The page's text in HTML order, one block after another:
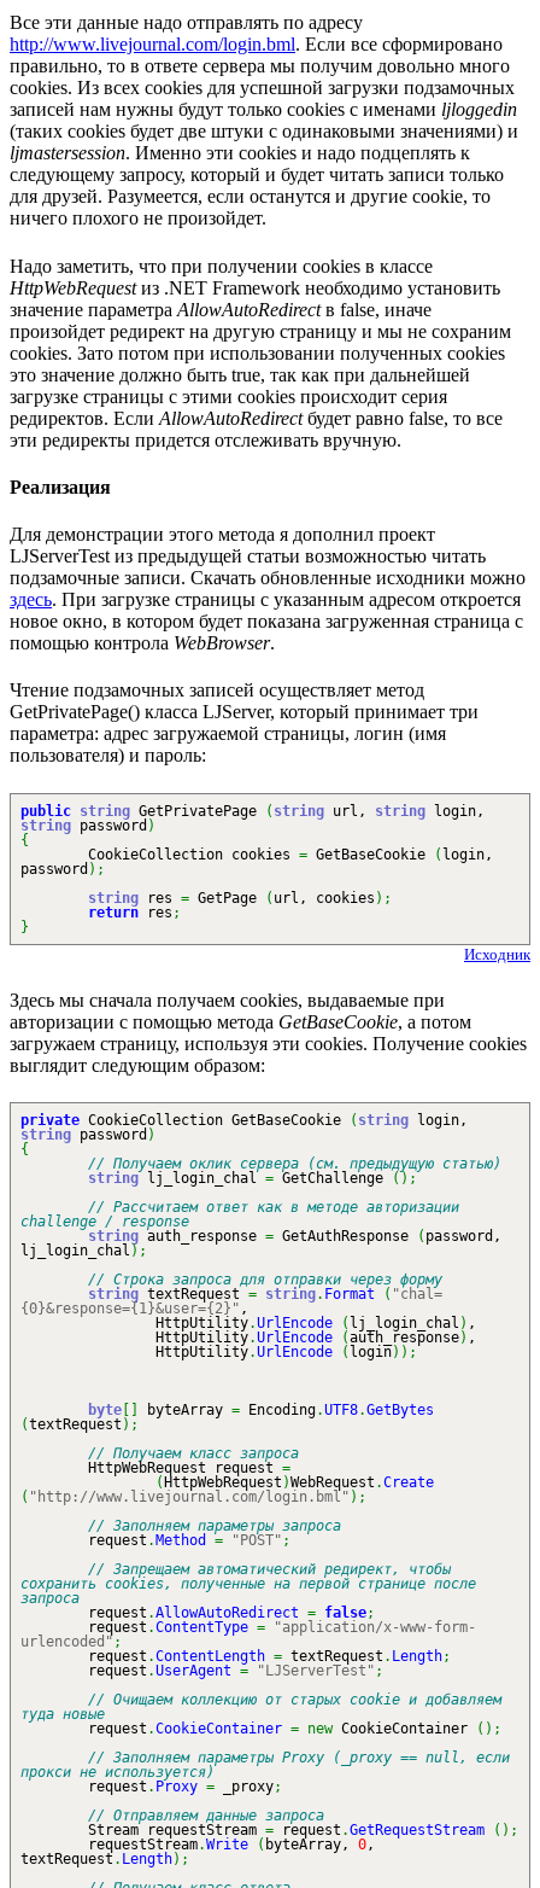
Все эти данные надо отправлять по адресу
http://www.livejournal.com/login.bml. Если все сформировано
правильно, то в ответе сервера мы получим довольно много
cookies. Из всех cookies для успешной загрузки подзамочных
записей нам нужны будут только cookies с именами ljloggedin
(таких cookies будет две штуки с одинаковыми значениями) и
ljmastersession. Именно эти cookies и надо подцеплять к
следующему запросу, который и будет читать записи только
для друзей. Разумеется, если останутся и другие cookie, то
ничего плохого не произойдет.
Надо заметить, что при получении cookies в классе
HttpWebRequestиз .NET Framework необходимо установить
значение параметра AllowAutoRedirectв false, иначе
произойдет редирект на другую страницу и мы не сохраним
cookies. Зато потом при использовании полученных cookies
это значение должно быть true, так как при дальнейшей
загрузке страницы с этими cookies происходит серия
редиректов. Если AllowAutoRedirectбудет равно false, то все
эти редиректы придется отслеживать вручную.
Реализация
Для демонстрации этого метода я дополнил проект
LJServerTest из предыдущей статьи возможностью читать
подзамочные записи. Скачать обновленные исходники можно
здесь. При загрузке страницы с указанным адресом откроется
новое окно, в котором будет показана загруженная страница с
помощью контрола WebBrowser.
Чтение подзамочных записей осуществляет метод
GetPrivatePage() класса LJServer, который принимает три
параметра: адрес загружаемой страницы, логин (имя
пользователя) и пароль:
public string GetPrivatePage ( string url, string login,
string password )
{
CookieCollection cookies = GetBaseCookie ( login,
password ) ;
string res = GetPage ( url, cookies ) ;
return res ;
}
Исходник
Здесь мы сначала получаем cookies, выдаваемые при
авторизации с помощью метода GetBaseCookie, а потом
загружаем страницу, используя эти cookies. Получение cookies
выглядит следующим образом:
private CookieCollection GetBaseCookie ( string login,
string password )
{
// Получаем оклик сервера (см. предыдущую статью)
string lj_login_chal = GetChallenge ( ) ;
// Рассчитаем ответ как в методе авторизации
challenge / response
string auth_response = GetAuthResponse ( password,
lj_login_chal ) ;
// Строка запроса для отправки через форму
string textRequest = string. Format ( "chal=
{0}&response={1}&user={2}" ,
HttpUtility.UrlEncode ( lj_login_chal ) ,
HttpUtility.UrlEncode (auth_response) ,
HttpUtility.UrlEncode ( login) ) ;
byte byteArray = Encoding.UTF8.GetBytes
(textRequest ) ;
// Получаем класс запроса
HttpWebRequest request =
( HttpWebRequest )WebRequest .Create
( "http://www.livejournal.com/login.bml" ) ;
// Заполняем параметры запроса
request . Method = "POST" ;
// Запрещаем автоматический редирект, чтобы
сохранить cookies, полученные на первой странице после
запроса
request .AllowAutoRedirect = false;
request .ContentType =
"application/x-www-form-
urlencoded" ;
request .ContentLength = textRequest . Length;
request .UserAgent = "LJServerTest" ;
// Очищаем коллекцию от старых cookie и добавляем
туда новые
request .CookieContainer = newCookieContainer ( ) ;
// Заполняем параметры Proxy (_proxy == null, если
прокси не используется)
request . Proxy = _proxy;
// Отправляем данные запроса
Stream requestStream = request .GetRequestStream ( ) ;
requestStream.Write ( byteArray, 0,
textRequest . Length) ;